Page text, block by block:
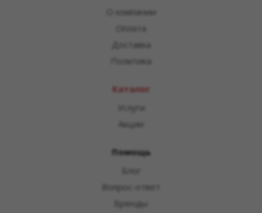
О компании
Оплата
Доставка
Политика
Каталог
Услуги
Акции
Помощь
Блог
Вопрос-ответ
Бренды